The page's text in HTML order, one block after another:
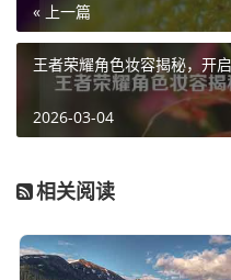
« 上一篇
王者荣耀角色妆容揭秘，开
2026-03-04
相关阅读